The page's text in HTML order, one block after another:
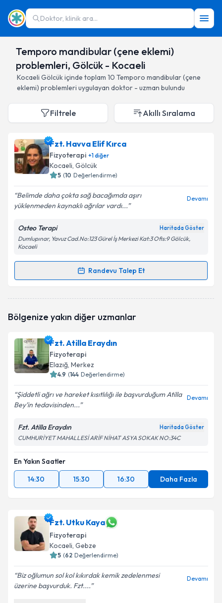
Doktor, klinik ara...
Temporo mandibular (çene eklemi)
problemleri, Gölcük - Kocaeli
Kocaeli Gölcükiçinde toplam 10 Temporo mandibular (çene
eklemi) problemleri uygulayan doktor - uzman bulundu
Filtrele Akıllı Sıralama
Fzt. Havva Elif Kırca
Fizyoterapi +1diğer
Kocaeli, Gölcük
5 (10 Değerlendirme)
Belimde daha çokta sağ bacağımda aşırı
yüklenmeden kaynaklı ağrılar vardı...
Devamı
Osteo Terapi Haritada Göster
Dumlupınar, Yavuz Cad.No:123 Gürel İş Merkezi Kat:3 Ofis:9 Gölcük,
Kocaeli
Randevu Talep Et
Randevu Takvimi Talebi
oluşturun. Size bu uzmandan randevu almanız için bir
E-posta Adresiniz
Kişisel verilerimin işlenmesine ilişkinAydınlatma
Metni'ni okudum ve kişisel verilerimin belirtilen
Bölgenize yakın diğer uzmanlar
Fzt. Atilla Eraydın
Fizyoterapi
Elazığ, Merkez
4.9 (144 Değerlendirme)
Şiddetli ağrı ve hareket kısıtlılığı ile başvurduğum Atilla
Bey’in tedavisinden...
Devamı
Fzt. Atilla Eraydın Haritada Göster
CUMHURİYET MAHALLESİ ARİF NİHAT ASYA SOKAK NO:34C
En Yakın Saatler
14:30
15:30 16:30 Daha Fazla
Fzt. Utku Kaya
Fizyoterapi
Kocaeli, Gebze
5 (62 Değerlendirme)
Biz oğlumun sol kol kıkırdak kemik zedelenmesi
üzerine başvurduk. Fzt....
Devamı